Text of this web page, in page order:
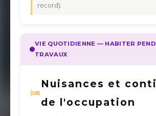
record).
VIE QUOTIDIENNE — HABITER
TRAVAUX
Nuisances et
de l'occupation